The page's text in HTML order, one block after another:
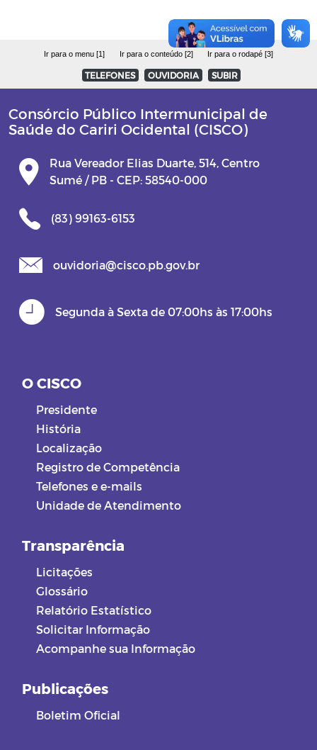
0005/2022
0006/2022
PP 002/2022
P.E 0003/2022
CISCO AGRO/LEIS DECRETOS
Ir para o menu [1] Ir para o conteúdo [2] Ir para o rodapé [3]
TELEFONES OUVIDORIA SUBIR
Consórcio Público Intermunicipal de
Saúde do Cariri Ocidental (CISCO)
Rua Vereador Elias Duarte, 514, Centro
Sumé / PB - CEP: 58540-000
(83) 99163-6153
ouvidoria@cisco.pb.gov.br
Segunda à Sexta de 07:00hs às 17:00hs
O CISCO
Presidente
História
Localização
Registro de Competência
Telefones e e-mails
Unidade de Atendimento
Transparência
Licitações
Glossário
Relatório Estatístico
Solicitar Informação
Acompanhe sua Informação
Publicações
Boletim Oficial